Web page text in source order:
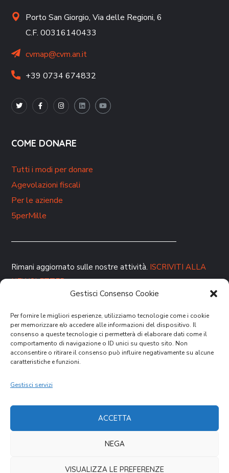
Gestisci Consenso Cookie
Per fornire le migliori esperienze, utilizziamo tecnologie come i cookie
per memorizzare e/o accedere alle informazioni del dispositivo. Il
consenso a queste tecnologie ci permetterà di elaborare dati come il
comportamento di navigazione o ID unici su questo sito. Non
acconsentire o ritirare il consenso può influire negativamente su alcune
caratteristiche e funzioni.
Gestisci servizi
ACCETTA
NEGA
VISUALIZZA LE PREFERENZE
Porto San Giorgio,Via delle Regioni, 6
C.F. 00316140433
cvmap@cvm.an.it
+39 0734 674832
COME DONARE
Tutti i modi per donare
Agevolazioni fiscali
Per le aziende
5perMille
Rimani aggiornato sulle nostre attività. ISCRIVITI ALLA
NEWSLETTER